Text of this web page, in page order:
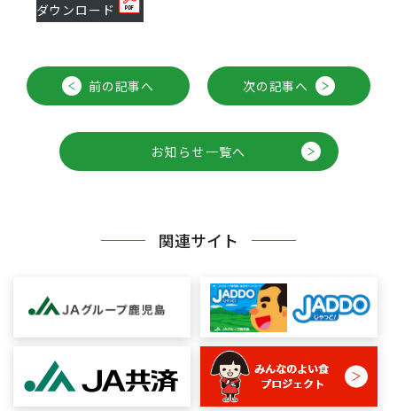
ダウンロード
前の記事へ 次の記事へ
お知らせ一覧へ
関連サイト